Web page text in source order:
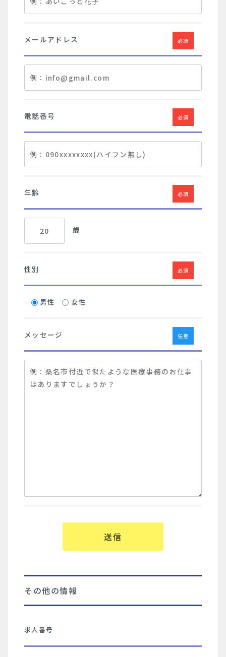
メールアドレス 必須
電話番号 必須
年齢 必須
歳
性別 必須
男性 女性
メッセージ 任意
その他の情報
求人番号